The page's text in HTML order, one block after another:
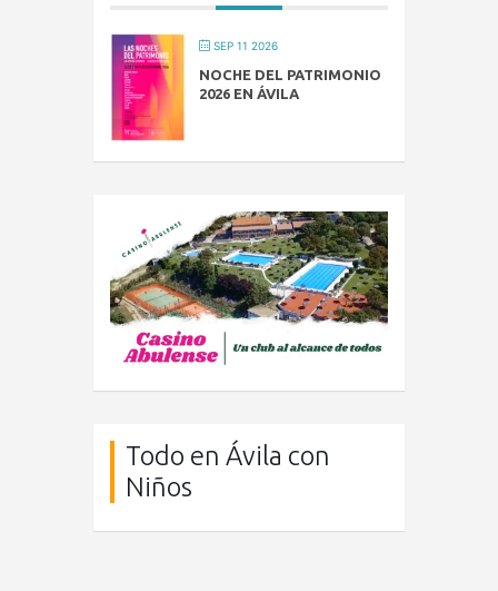
SEP 11 2026
NOCHE DEL PATRIMONIO
2026 EN ÁVILA
Todo en Ávila con
Niños